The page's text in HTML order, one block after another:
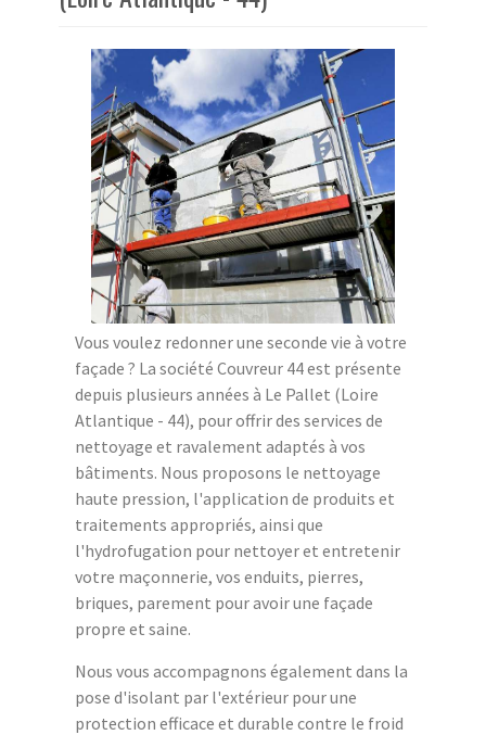
Vous voulez redonner une seconde vie à votre
façade ? La société Couvreur 44 est présente
depuis plusieurs années à Le Pallet (Loire
Atlantique - 44), pour offrir des services de
nettoyage et ravalement adaptés à vos
bâtiments. Nous proposons le nettoyage
haute pression, l'application de produits et
traitements appropriés, ainsi que
l'hydrofugation pour nettoyer et entretenir
votre maçonnerie, vos enduits, pierres,
briques, parement pour avoir une façade
propre et saine.
Nous vous accompagnons également dans la
pose d'isolant par l'extérieur pour une
protection efficace et durable contre le froid